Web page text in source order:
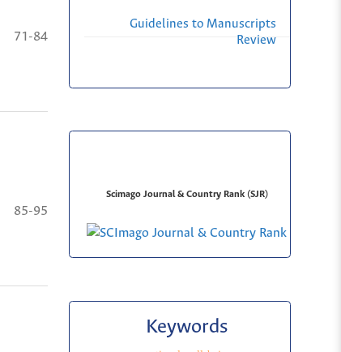
71-84
85-95
Guidelines to Manuscripts
Review
Scimago Journal & Country Rank (SJR)
Keywords